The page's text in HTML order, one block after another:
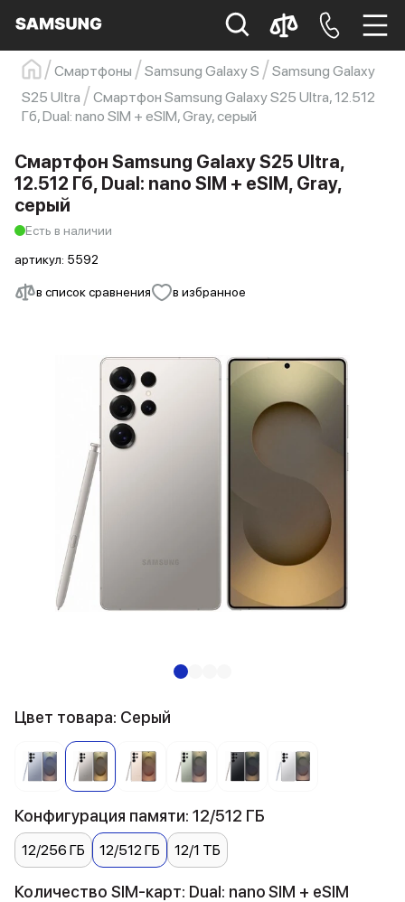
Samsung Смартфон s23
s23 ultra
Galaxy S22
s21
Смартфоны Samsung Galaxy S
Samsung Galaxy
S25 Ultra
Смартфон Samsung Galaxy S25 Ultra, 12.512
Гб, Dual: nano SIM + eSIM, Gray, серый
в список сравнения в избранное
Смартфон Samsung Galaxy S25 Ultra,
12.512 Гб, Dual: nano SIM + eSIM, Gray,
серый
Есть в наличии
артикул: 5592
Цвет товара: Серый
Конфигурация памяти: 12/512 ГБ
12/256 ГБ 12/512 ГБ 12/1 ТБ
Количество SIM-карт: Dual: nano SIM + eSIM